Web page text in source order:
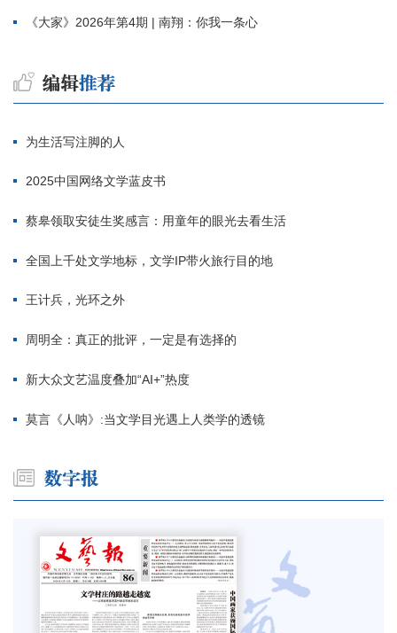
《大家》2026年第4期 | 南翔：你我一条心
为生活写注脚的人
2025中国网络文学蓝皮书
蔡皋领取安徒生奖感言：用童年的眼光去看生活
全国上千处文学地标，文学IP带火旅行目的地
王计兵，光环之外
周明全：真正的批评，一定是有选择的
新大众文艺温度叠加“AI+”热度
莫言《人呐》:当文学目光遇上人类学的透镜